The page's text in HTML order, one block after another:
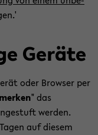
Ge­rä­te
oder Brow­ser per
" das
wer­den.
auf die­sem